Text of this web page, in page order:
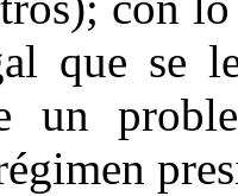
que se
un